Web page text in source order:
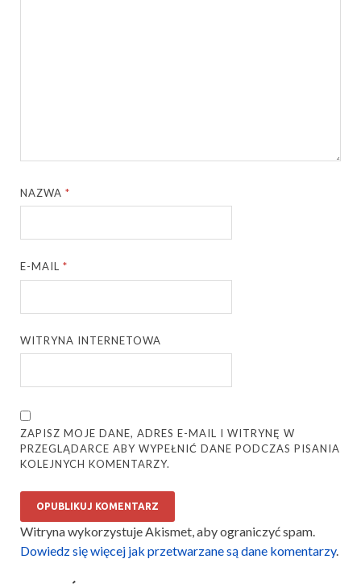
NAZWA*
E-MAIL*
WITRYNA INTERNETOWA
ZAPISZ MOJE DANE, ADRES E-MAIL I WITRYNĘ W
PRZEGLĄDARCE ABY WYPEŁNIĆ DANE PODCZAS PISANIA
KOLEJNYCH KOMENTARZY.
Witryna wykorzystuje Akismet, aby ograniczyć spam.
Dowiedz się więcej jak przetwarzane są dane komentarzy.